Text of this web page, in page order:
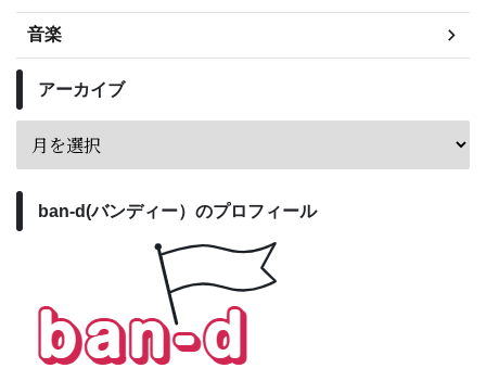
音楽
アーカイブ
ban-d(バンディー）のプロフィール